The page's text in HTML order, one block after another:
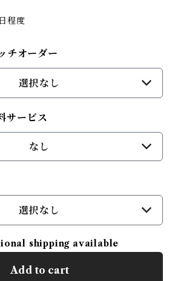
程度
チオーダー
選択なし
サービス
なし
選択なし
shipping available
Add to cart